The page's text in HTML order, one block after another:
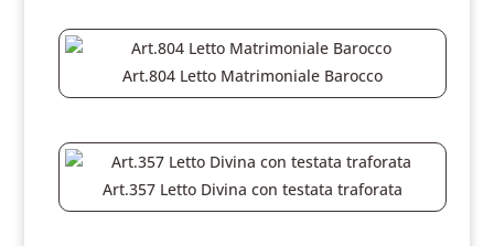
Art.804 Letto Matrimoniale Barocco
Art.357 Letto Divina con testata traforata